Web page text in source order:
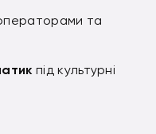
та
під культурні